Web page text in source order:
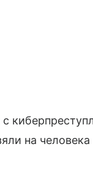
на